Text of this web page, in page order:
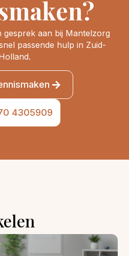
gesprek aan bij Mantelzorg
passende hulp in Zuid-
4305909